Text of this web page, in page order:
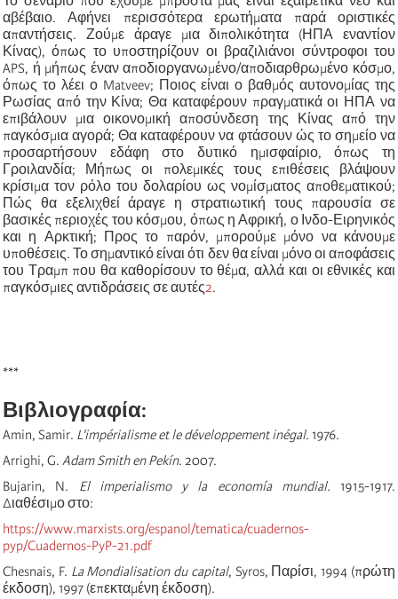
αβέβαιο. Αφήνει περισσότερα ερωτήματα παρά οριστικές
απαντήσεις. Ζούμε άραγε μια διπολικότητα (ΗΠΑ εναντίον
Κίνας), όπως το υποστηρίζουν οι βραζιλιάνοι σύντροφοι του
APS, ή μήπως έναν αποδιοργανωμένο/αποδιαρθρωμένο κόσμο,
όπως το λέει ο Matveev; Ποιος είναι ο βαθμός αυτονομίας της
Ρωσίας από την Κίνα; Θα καταφέρουν πραγματικά οι ΗΠΑ να
επιβάλουν μια οικονομική αποσύνδεση της Κίνας από την
παγκόσμια αγορά; Θα καταφέρουν να φτάσουν ώς το σημείο να
προσαρτήσουν εδάφη στο δυτικό ημισφαίριο, όπως τη
Γροιλανδία; Μήπως οι πολεμικές τους επιθέσεις βλάψουν
κρίσιμα τον ρόλο του δολαρίου ως νομίσματος αποθεματικού;
Πώς θα εξελιχθεί άραγε η στρατιωτική τους παρουσία σε
βασικές περιοχές του κόσμου, όπως η Αφρική, ο Ινδο-Ειρηνικός
και η Αρκτική; Προς το παρόν, μπορούμε μόνο να κάνουμε
υποθέσεις. Το σημαντικό είναι ότι δεν θα είναι μόνο οι αποφάσεις
του Τραμπ που θα καθορίσουν το θέμα, αλλά και οι εθνικές και
παγκόσμιες αντιδράσεις σε αυτές2.
***
Βιβλιογραφία:
Amin, Samir. L'impérialisme et le développement inégal. 1976.
Arrighi, G. Adam Smith en Pekín. 2007.
Bujarin, N. El imperialismo y la economía mundial. 1915-1917.
Διαθέσιμο στο:
https://www.marxists.org/espanol/tematica/cuadernos-
pyp/Cuadernos-PyP-21.pdf
Chesnais, F. La Mondialisation du capital, Syros, Παρίσι, 1994 (πρώτη
έκδοση), 1997 (επεκταμένη έκδοση).